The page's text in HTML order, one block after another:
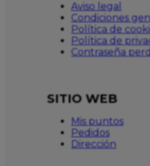
Aviso legal
Condiciones
Política de
Política de
Contraseña
SITIO WEB
Mis puntos
Pedidos
Dirección